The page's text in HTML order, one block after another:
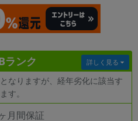
ランク
なりますが、経年劣化に該当す
す。
詳しく見る
月間保証
月 まで